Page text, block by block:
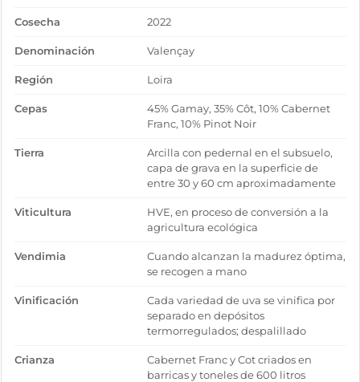
Cosecha 2022
Denominación Valençay
Región Loira
Cepas
45% Gamay, 35% Côt, 10% Cabernet
Franc, 10% Pinot Noir
Tierra
Arcilla con pedernal en el subsuelo,
capa de grava en la superficie de
entre 30 y 60 cm aproximadamente
Viticultura
HVE, en proceso de conversión a la
agricultura ecológica
Vendimia
Cuando alcanzan la madurez óptima,
se recogen a mano
Vinificación
Cada variedad de uva se vinifica por
separado en depósitos
termorregulados; despalillado
Crianza
Cabernet Franc y Cot criados en
barricas y toneles de 600 litros